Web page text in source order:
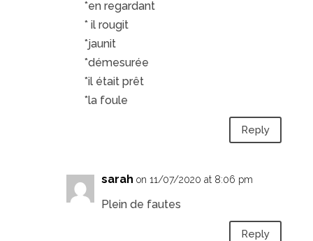
*en regardant
* il rougit
*jaunit
*démesurée
*il était prêt
*la foule
Reply
sarah on 11/07/2020 at 8:06 pm
Plein de fautes
Reply